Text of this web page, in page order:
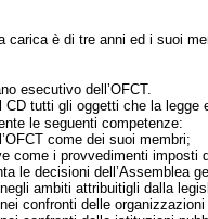
carica è di tre anni ed i suoi
esecutivo dell’OFCT.
CD tutti gli oggetti che la
le seguenti competenze:
come dei suoi membri;
come i provvedimenti imposti
le decisioni dell’Assemblea
ambiti attribuitigli dalla
nei confronti delle